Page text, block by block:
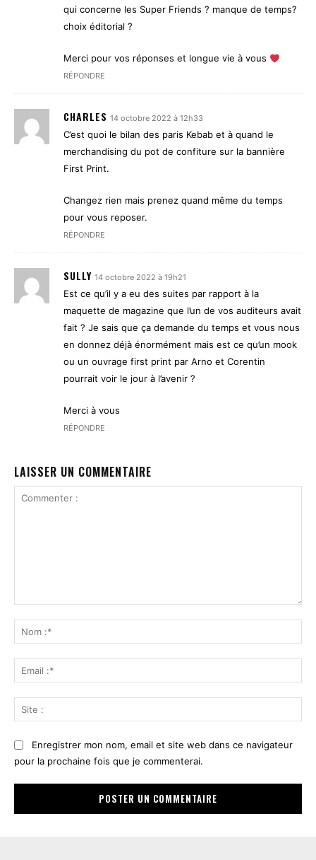
qui concerne les Super Friends ? manque de temps?
choix éditorial ?
Merci pour vos réponses et longue vie à vous
RÉPONDRE
CHARLES 14 octobre 2022 à 12h33
C’est quoi le bilan des paris Kebab et à quand le
merchandising du pot de confiture sur la bannière
First Print.
Changez rien mais prenez quand même du temps
pour vous reposer.
RÉPONDRE
SULLY 14 octobre 2022 à 19h21
Est ce qu’il y a eu des suites par rapport à la
maquette de magazine que l’un de vos auditeurs avait
fait ? Je sais que ça demande du temps et vous nous
en donnez déjà énormément mais est ce qu’un mook
ou un ouvrage first print par Arno et Corentin
pourrait voir le jour à l’avenir ?
Merci à vous
RÉPONDRE
LAISSER UN COMMENTAIRE
:*
:*
:
Enregistrer mon nom, email et site web dans ce navigateur
pour la prochaine fois que je commenterai.